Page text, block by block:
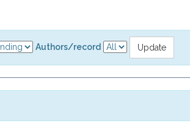
Authors/record